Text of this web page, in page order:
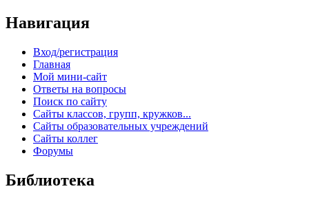
Навигация
Вход/регистрация
Главная
Мой мини-сайт
Ответы на вопросы
Поиск по сайту
Сайты классов, групп, кружков...
Сайты образовательных учреждений
Сайты коллег
Форумы
Библиотека